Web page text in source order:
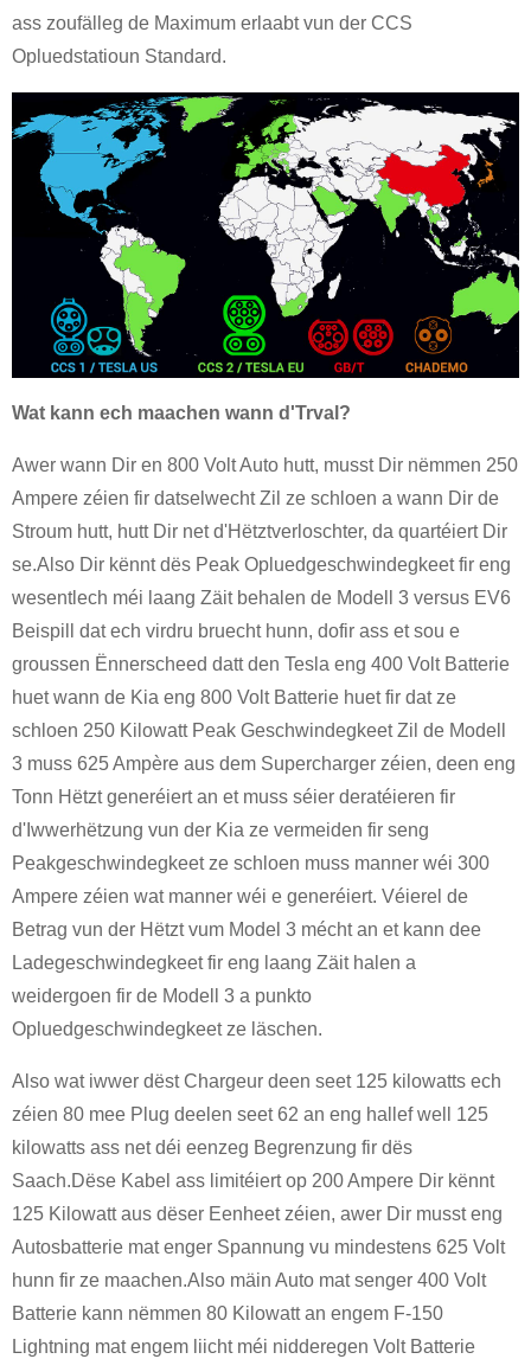
ass zoufälleg de Maximum erlaabt vun der CCS
Opluedstatioun Standard.
Wat kann ech maachen wann d'Trval?
Awer wann Dir en 800 Volt Auto hutt, musst Dir nëmmen 250
Ampere zéien fir datselwecht Zil ze schloen a wann Dir de
Stroum hutt, hutt Dir net d'Hëtztverloschter, da quartéiert Dir
se.Also Dir kënnt dës Peak Opluedgeschwindegkeet fir eng
wesentlech méi laang Zäit behalen de Modell 3 versus EV6
Beispill dat ech virdru bruecht hunn, dofir ass et sou e
groussen Ënnerscheed datt den Tesla eng 400 Volt Batterie
huet wann de Kia eng 800 Volt Batterie huet fir dat ze
schloen 250 Kilowatt Peak Geschwindegkeet Zil de Modell
3 muss 625 Ampère aus dem Supercharger zéien, deen eng
Tonn Hëtzt generéiert an et muss séier deratéieren fir
d'Iwwerhëtzung vun der Kia ze vermeiden fir seng
Peakgeschwindegkeet ze schloen muss manner wéi 300
Ampere zéien wat manner wéi e generéiert. Véierel de
Betrag vun der Hëtzt vum Model 3 mécht an et kann dee
Ladegeschwindegkeet fir eng laang Zäit halen a
weidergoen fir de Modell 3 a punkto
Opluedgeschwindegkeet ze läschen.
Also wat iwwer dëst Chargeur deen seet 125 kilowatts ech
zéien 80 mee Plug deelen seet 62 an eng hallef well 125
kilowatts ass net déi eenzeg Begrenzung fir dës
Saach.Dëse Kabel ass limitéiert op 200 Ampere Dir kënnt
125 Kilowatt aus dëser Eenheet zéien, awer Dir musst eng
Autosbatterie mat enger Spannung vu mindestens 625 Volt
hunn fir ze maachen.Also mäin Auto mat senger 400 Volt
Batterie kann nëmmen 80 Kilowatt an engem F-150
Lightning mat engem liicht méi nidderegen Volt Batterie